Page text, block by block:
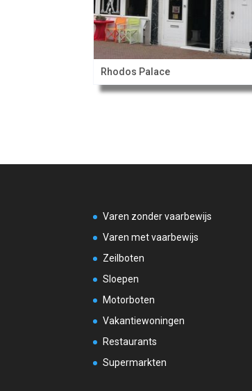
Rhodos Palace
Varen zonder vaarbewijs
Varen met vaarbewijs
Zeilboten
Sloepen
Motorboten
Vakantiewoningen
Restaurants
Supermarkten